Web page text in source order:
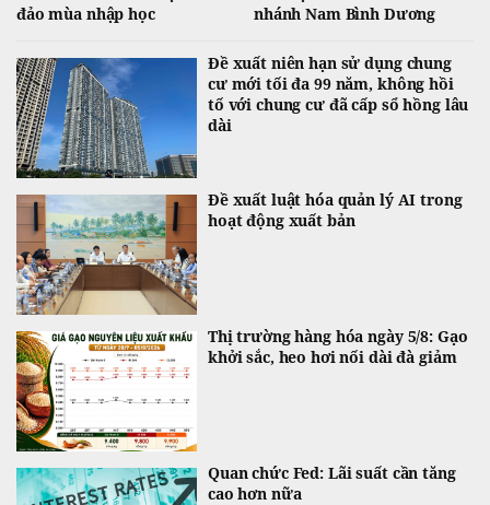
đảo mùa nhập học
nhánh Nam Bình Dương
Đề xuất niên hạn sử dụng chung
cư mới tối đa 99 năm, không hồi
tố với chung cư đã cấp sổ hồng lâu
dài
Đề xuất luật hóa quản lý AI trong
hoạt động xuất bản
Thị trường hàng hóa ngày 5/8: Gạo
khởi sắc, heo hơi nối dài đà giảm
Quan chức Fed: Lãi suất cần tăng
cao hơn nữa